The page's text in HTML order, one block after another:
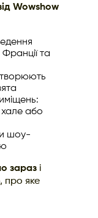
Wowshow
та
або
шоу-
зараз і
про яке